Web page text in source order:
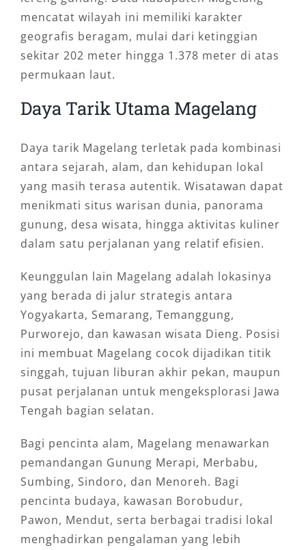
mencatat wilayah ini memiliki karakter
geografis beragam, mulai dari ketinggian
sekitar 202 meter hingga 1.378 meter di atas
permukaan laut.
Daya Tarik Utama Magelang
Daya tarik Magelang terletak pada kombinasi
antara sejarah, alam, dan kehidupan lokal
yang masih terasa autentik. Wisatawan dapat
menikmati situs warisan dunia, panorama
gunung, desa wisata, hingga aktivitas kuliner
dalam satu perjalanan yang relatif efisien.
Keunggulan lain Magelang adalah lokasinya
yang berada di jalur strategis antara
Yogyakarta, Semarang, Temanggung,
Purworejo, dan kawasan wisata Dieng. Posisi
ini membuat Magelang cocok dijadikan titik
singgah, tujuan liburan akhir pekan, maupun
pusat perjalanan untuk mengeksplorasi Jawa
Tengah bagian selatan.
Bagi pencinta alam, Magelang menawarkan
pemandangan Gunung Merapi, Merbabu,
Sumbing, Sindoro, dan Menoreh. Bagi
pencinta budaya, kawasan Borobudur,
Pawon, Mendut, serta berbagai tradisi lokal
menghadirkan pengalaman yang lebih